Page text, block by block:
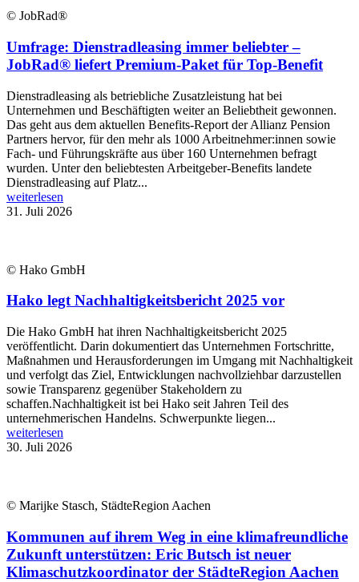
© JobRad®
Umfrage: Dienstradleasing immer beliebter –
JobRad® liefert Premium-Paket für Top-Benefit
Dienstradleasing als betriebliche Zusatzleistung hat bei
Unternehmen und Beschäftigten weiter an Beliebtheit gewonnen.
Das geht aus dem aktuellen Benefits-Report der Allianz Pension
Partners hervor, für den mehr als 1000 Arbeitnehmer:innen sowie
Fach- und Führungskräfte aus über 160 Unternehmen befragt
wurden. Unter den beliebtesten Arbeitgeber-Benefits landete
Dienstradleasing auf Platz...
weiterlesen
31. Juli 2026
© Hako GmbH
Hako legt Nachhaltigkeitsbericht 2025 vor
Die Hako GmbH hat ihren Nachhaltigkeitsbericht 2025
veröffentlicht. Darin dokumentiert das Unternehmen Fortschritte,
Maßnahmen und Herausforderungen im Umgang mit Nachhaltigkeit
und verfolgt das Ziel, Entwicklungen nachvollziehbar darzustellen
sowie Transparenz gegenüber Stakeholdern zu
schaffen.Nachhaltigkeit ist bei Hako seit Jahren Teil des
unternehmerischen Handelns. Schwerpunkte liegen...
weiterlesen
30. Juli 2026
© Marijke Stasch, StädteRegion Aachen
Kommunen auf ihrem Weg in eine klimafreundliche
Zukunft unterstützen: Eric Butsch ist neuer
Klimaschutzkoordinator der StädteRegion Aachen